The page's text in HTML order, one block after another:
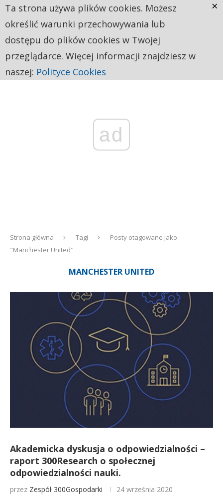
ad
Strona główna Tagi
Posty otagowane jako
"Manchester United"
MANCHESTER UNITED
Akademicka dyskusja o odpowiedzialności –
raport 300Research o społecznej
odpowiedzialności nauki.
przez Zespół 300Gospodarki 24 września 2020
Ta strona używa plików cookies. Możesz
określić warunki przechowywania lub
dostępu do plików cookies w Twojej
przeglądarce. Więcej informacji znajdziesz w
naszej: Polityce Cookies
×